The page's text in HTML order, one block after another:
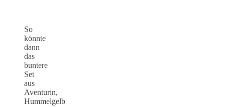
So
könnte
dann
das
buntere
Set
aus
Aventurin,
Hummelgelb